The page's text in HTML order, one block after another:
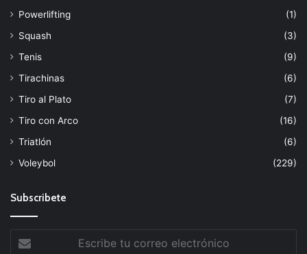
Powerlifting
(1)
Squash
(3)
Tenis
(9)
Tirachinas
(6)
Tiro al Plato
(7)
Tiro con Arco
(16)
Triatlón
(6)
Voleybol
(229)
Subscribete
Escribe
tu